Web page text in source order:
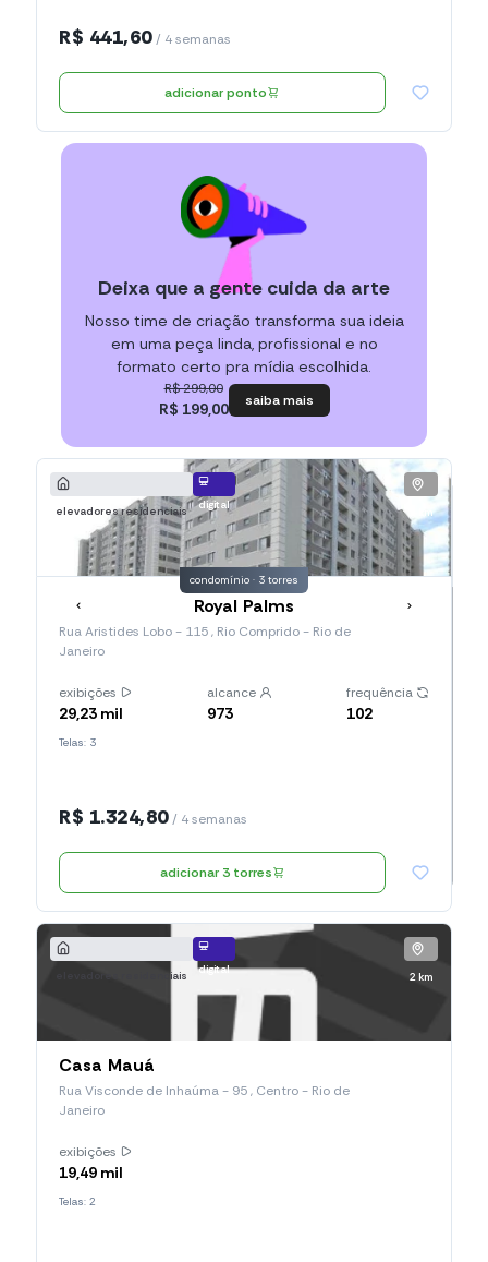
R$ 441,60/ 4 semanas
adicionar ponto
Deixa que a gente cuida da arte
Nosso time de criação transforma sua ideia
em uma peça linda, profissional e no
formato certo pra mídia escolhida.
R$ 299,00
R$ 199,00 saiba mais
elevadores residenciais digital
2 km
condomínio · 3 torres
Royal Palms
Rua Aristides Lobo - 115 , Rio Comprido - Rio de
Janeiro
exibições
29,23 mil
alcance
973
frequência
102
Telas: 3
R$ 1.324,80/ 4 semanas
adicionar 3 torres
elevadores residenciais digital
2 km
Casa Mauá
Rua Visconde de Inhaúma - 95 , Centro - Rio de
Janeiro
exibições
19,49 mil
Telas: 2